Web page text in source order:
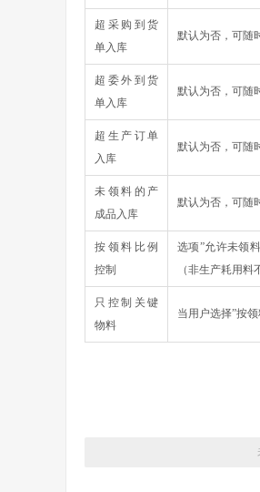
超采购到货
单入库
默认为否，可随
超委外到货
单入库
默认为否，可随
超生产订单
入库
默认为否，可随
未领料的产
成品入库
默认为否，可随
按领料比例
控制
选项”允许未领
（非生产耗用料
只控制关键
物料
当用户选择”按